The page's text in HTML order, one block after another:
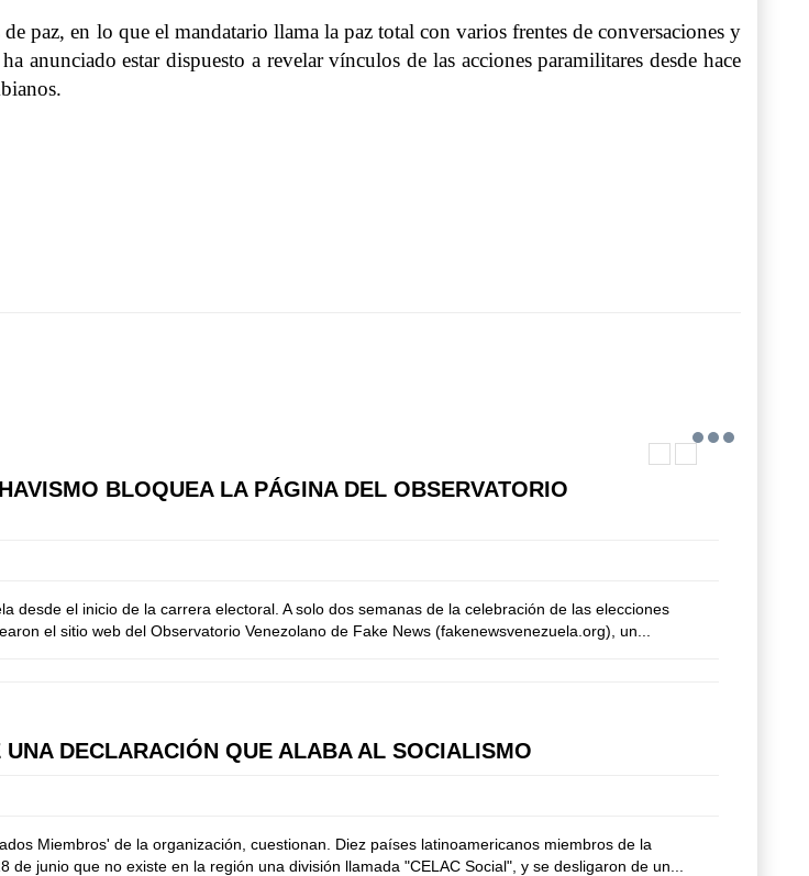
paz, en lo que el mandatario llama la paz total con varios frentes de conversaciones y
estar dispuesto a revelar vínculos de las acciones paramilitares desde hace
BLOQUEA LA PÁGINA DEL OBSERVATORIO
el inicio de la carrera electoral. A solo dos semanas de la celebración de las elecciones
el sitio web del Observatorio Venezolano de Fake News (fakenewsvenezuela.org), un...
DECLARACIÓN QUE ALABA AL SOCIALISMO
Miembros' de la organización, cuestionan. Diez países latinoamericanos miembros de la
junio que no existe en la región una división llamada "CELAC Social", y se desligaron de un...